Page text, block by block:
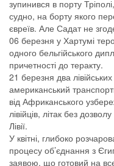
зупинився в порту
судно, на борту якого
євреїв. Але Садат не
06 березня у Хартумі
одного бельгійського
причетності до теракту.
21 березня два
американський
від Африканського
лівійців, літак без
Лівії.
У квітні, глибоко
процесу об’єднання з
заявою, що готовий на